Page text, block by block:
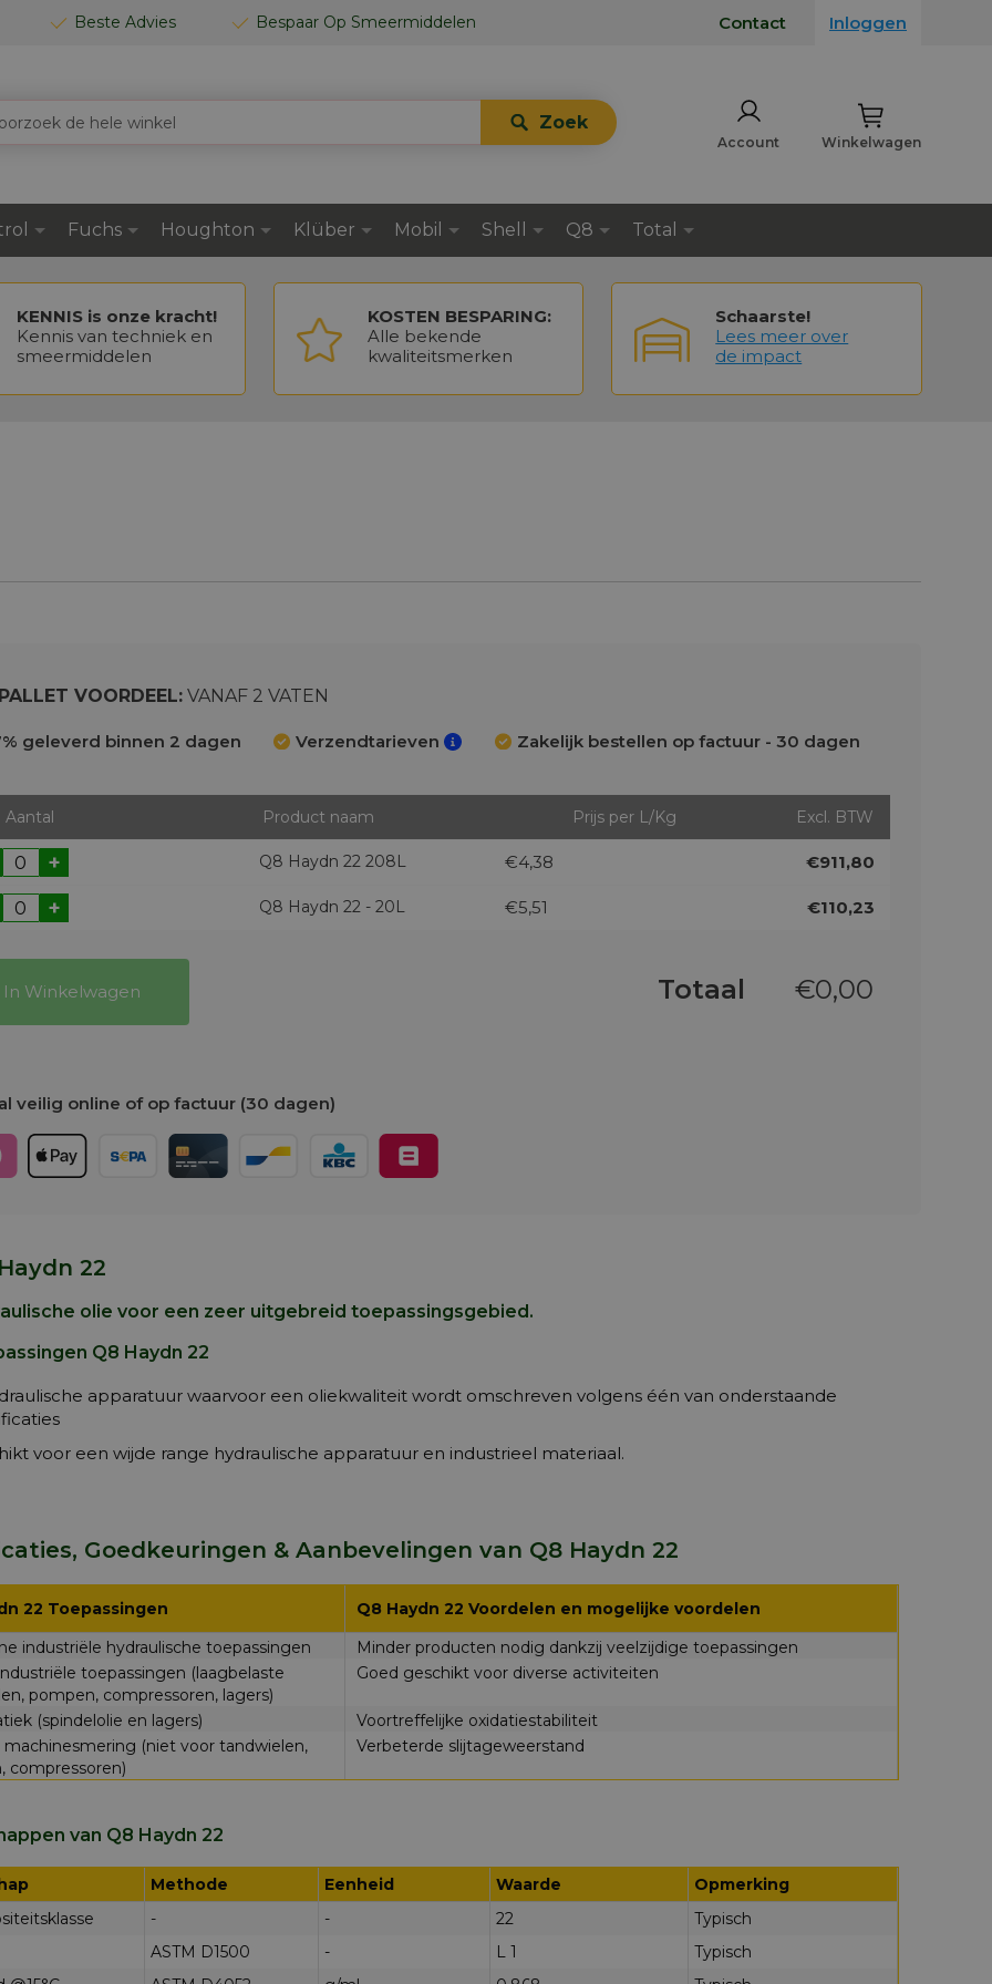
Beste Advies Bespaar Op Smeermiddelen Contact Inloggen
Winkelwagen
Zoek
Account
Fuchs Houghton Klüber Mobil Shell Q8 Total
KENNIS is onze kracht!
Kennis van techniek en
smeermiddelen
KOSTEN BESPARING:
Alle bekende
kwaliteitsmerken
Schaarste!
Lees meer over
de impact
VOORDEEL:VANAF 2 VATEN
geleverd binnen 2 dagen Verzendtarieven Zakelijk bestellen op factuur - 30 dagen
Aantal Product naam Prijs per L/Kg Excl. BTW
+ Q8 Haydn 22 208L €4,38 €911,80
+ Q8 Haydn 22 - 20L €5,51 €110,23
Totaal €0,00
In Winkelwagen
veilig online of op factuur (30 dagen)
22
olie voor een zeer uitgebreid toepassingsgebied.
Q8 Haydn 22
apparatuur waarvoor een oliekwaliteit wordt omschreven volgens één van onderstaande
voor een wijde range hydraulische apparatuur en industrieel materiaal.
Goedkeuringen & Aanbevelingen van Q8 Haydn 22
22 Toepassingen
Q8 Haydn 22 Voordelen en mogelijke voordelen
industriële hydraulische toepassingen
Minder producten nodig dankzij veelzijdige toepassingen
toepassingen (laagbelaste
pompen, compressoren, lagers)
Goed geschikt voor diverse activiteiten
(spindelolie en lagers)
Voortreffelijke oxidatiestabiliteit
machinesmering (niet voor tandwielen,
compressoren)
Verbeterde slijtageweerstand
van Q8 Haydn 22
Methode Eenheid Waarde
Opmerking
- - 22
Typisch
ASTM D1500 - L 1
Typisch